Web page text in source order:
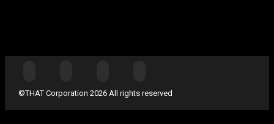
©THAT Corporation 2026 All rights reserved